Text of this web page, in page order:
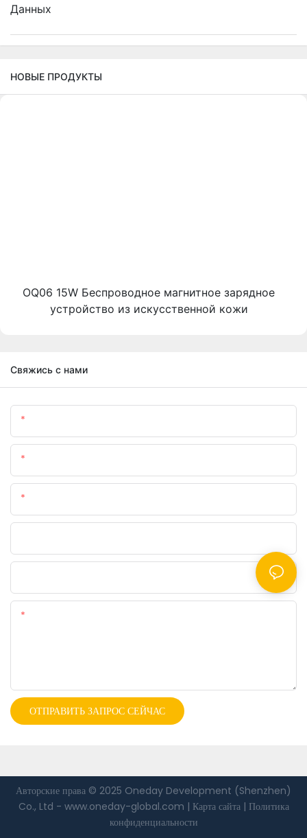
Данных
НОВЫЕ ПРОДУКТЫ
OQ06 15W Беспроводное магнитное зарядное
устройство из искусственной кожи
Свяжись с нами
ОТПРАВИТЬ ЗАПРОС СЕЙЧАС
Авторские права © 2025 Oneday Development (Shenzhen)
Co., Ltd - www.oneday-global.com | Карта сайта | Политика
конфиденциальности